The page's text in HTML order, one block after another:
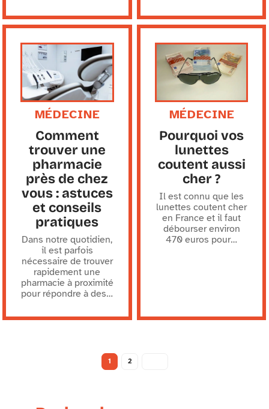
MÉDECINE
Comment
trouver une
pharmacie
près de chez
vous : astuces
et conseils
pratiques
Dans notre quotidien,
il est parfois
nécessaire de trouver
rapidement une
pharmacie à proximité
pour répondre à des…
MÉDECINE
Pourquoi vos
lunettes
coutent aussi
cher ?
Il est connu que les
lunettes coutent cher
en France et il faut
débourser environ
470 euros pour…
1 2